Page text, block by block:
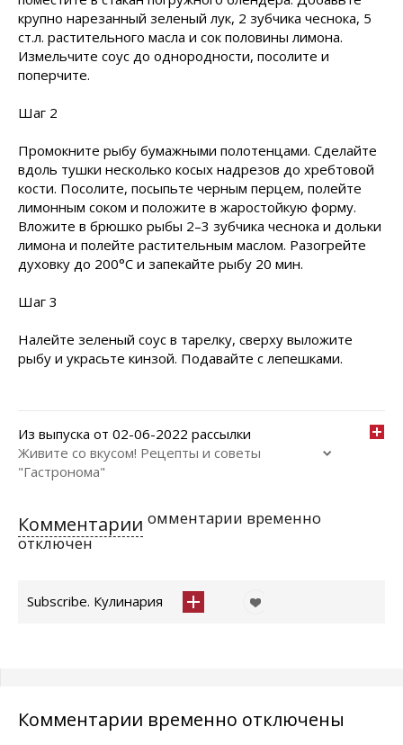
крупно нарезанный зеленый лук, 2 зубчика чеснока, 5
ст.л. растительного масла и сок половины лимона.
Измельчите соус до однородности, посолите и
поперчите.
Шаг 2
Промокните рыбу бумажными полотенцами. Сделайте
вдоль тушки несколько косых надрезов до хребтовой
кости. Посолите, посыпьте черным перцем, полейте
лимонным соком и положите в жаростойкую форму.
Вложите в брюшко рыбы 2–3 зубчика чеснока и дольки
лимона и полейте растительным маслом. Разогрейте
духовку до 200°C и запекайте рыбу 20 мин.
Шаг 3
Налейте зеленый соус в тарелку, сверху выложите
рыбу и украсьте кинзой. Подавайте с лепешками.
Из выпуска от 02-06-2022 рассылки
Живите со вкусом! Рецепты и советы
"Гастронома"
Комментарии омментарии временно
отключен
Subscribe. Кулинария
Комментарии временно отключены